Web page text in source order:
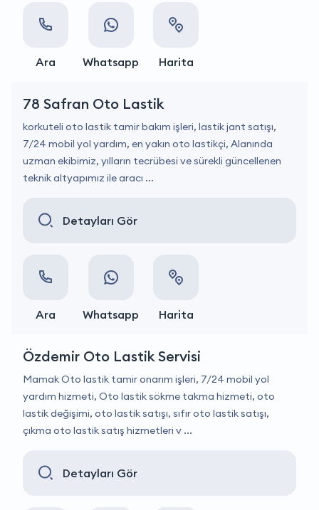
Ara Whatsapp Harita
78 Safran Oto Lastik
korkuteli oto lastik tamir bakım işleri, lastik jant satışı,
7/24 mobil yol yardım, en yakın oto lastikçi, Alanında
uzman ekibimiz, yılların tecrübesi ve sürekli güncellenen
teknik altyapımız ile aracı ...
Detayları Gör
Ara Whatsapp Harita
Özdemir Oto Lastik Servisi
Mamak Oto lastik tamir onarım işleri, 7/24 mobil yol
yardım hizmeti, Oto lastik sökme takma hizmeti, oto
lastik değişimi, oto lastik satışı, sıfır oto lastik satışı,
çıkma oto lastik satış hizmetleri v ...
Detayları Gör